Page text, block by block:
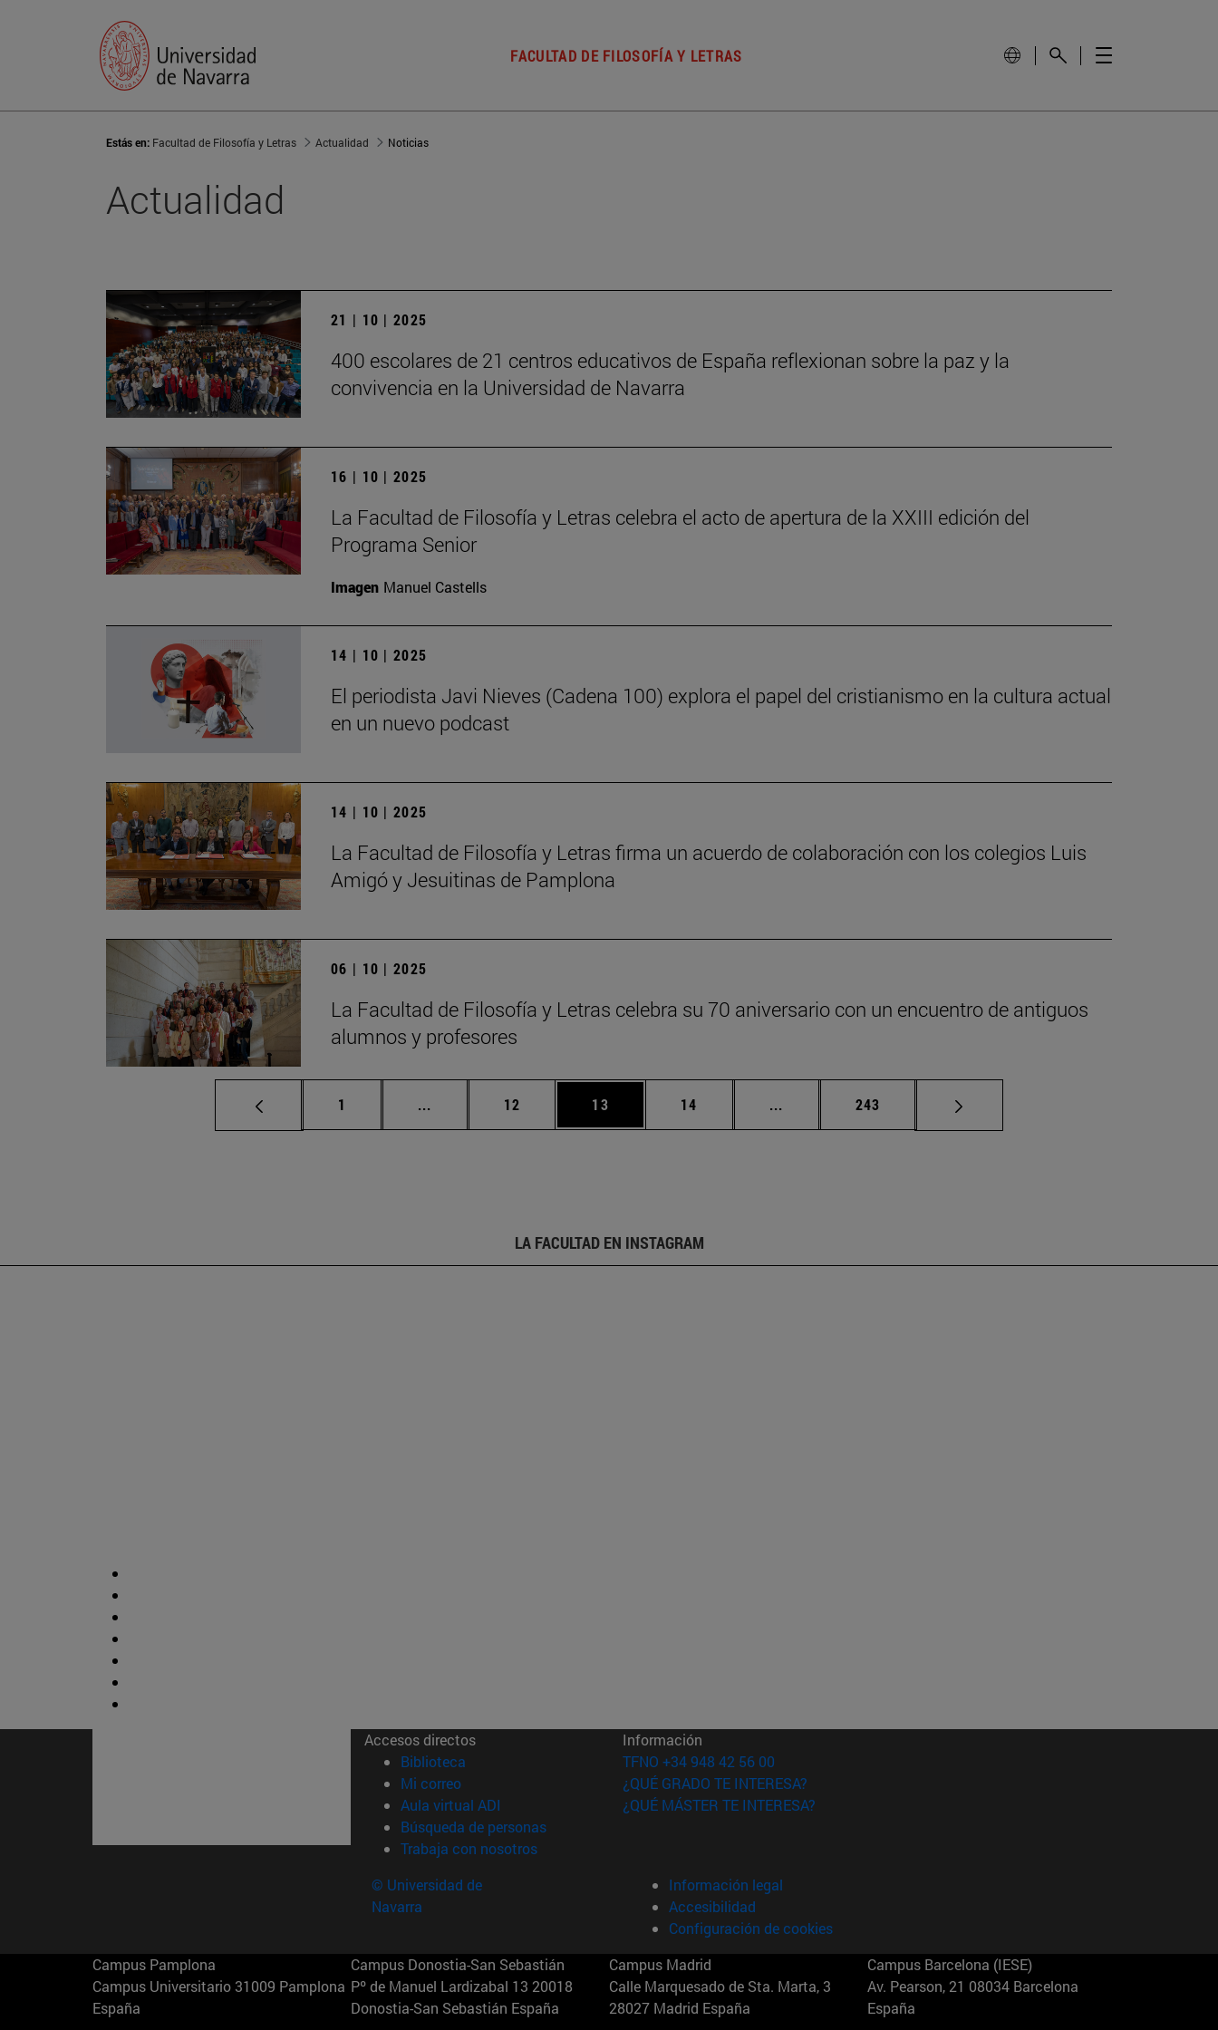
FACULTAD DE FILOSOFÍA Y LETRAS
Estás en: Facultad de Filosofía y Letras Actualidad Noticias
Actualidad
21 | 10 | 2025
400 escolares de 21 centros educativos de España reflexionan sobre la paz y la
convivencia en la Universidad de Navarra
16 | 10 | 2025
La Facultad de Filosofía y Letras celebra el acto de apertura de la XXIII edición del
Programa Senior
Imagen Manuel Castells
14 | 10 | 2025
El periodista Javi Nieves (Cadena 100) explora el papel del cristianismo en la cultura actual
en un nuevo podcast
14 | 10 | 2025
La Facultad de Filosofía y Letras firma un acuerdo de colaboración con los colegios Luis
Amigó y Jesuitinas de Pamplona
06 | 10 | 2025
La Facultad de Filosofía y Letras celebra su 70 aniversario con un encuentro de antiguos
alumnos y profesores
Página
1 ... Páginas intermedias Use TAB para desplazarse.
Página
12 Página
13 Página
14 ... Páginas intermedias Use TAB para desplazarse.
Página
243
LA FACULTAD EN INSTAGRAM
Accesos directos
Biblioteca (abre en nueva ventana)
Mi correo(abre en nueva ventana)
Aula virtual ADI (abre en nueva ventana)
Búsqueda de personas(abre en nueva ventana)
Trabaja con nosotros(abre en nueva ventana)
Información
TFNO +34 948 42 56 00
¿QUÉ GRADO TE INTERESA?
¿QUÉ MÁSTER TE INTERESA?
© Universidad de
Navarra
Información legal
Accesibilidad
Configuración de cookies
Campus Pamplona
Campus Universitario 31009 Pamplona
España
Campus Donostia-San Sebastián
Pº de Manuel Lardizabal 13 20018
Donostia-San Sebastián España
Campus Madrid
Calle Marquesado de Sta. Marta, 3
28027 Madrid España
Campus Barcelona (IESE)
Av. Pearson, 21 08034 Barcelona
España